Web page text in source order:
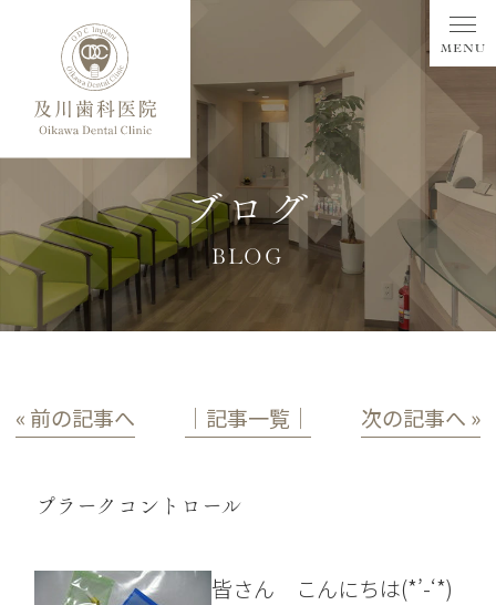
ブログ
BLOG
« 前の記事へ │記事一覧│ 次の記事へ »
プラークコントロール
皆さん こんにちは(*’-‘*)